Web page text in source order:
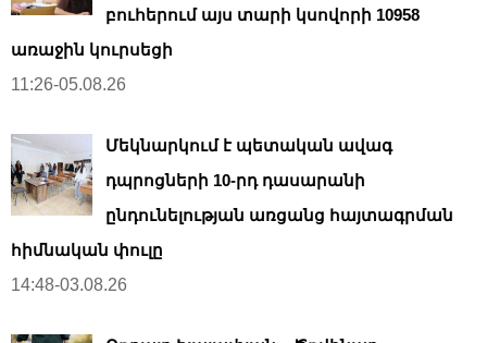
բուհերում այս տարի կսովորի 10958
առաջին կուրսեցի
11:26-05.08.26
Մեկնարկում է պետական ավագ
դպրոցների 10-րդ դասարանի
ընդունելության առցանց հայտագրման
հիմնական փուլը
14:48-03.08.26